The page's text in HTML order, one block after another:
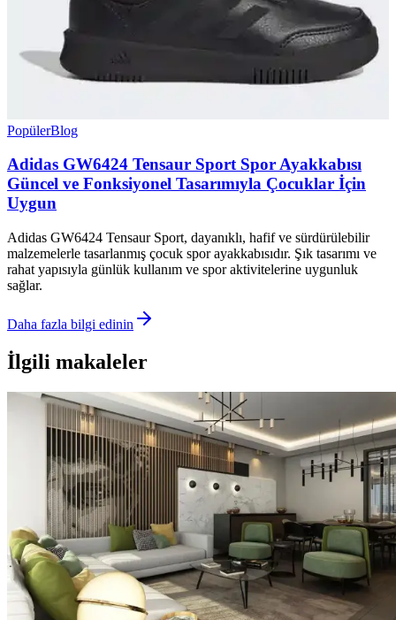
PopülerBlog
Adidas GW6424 Tensaur Sport Spor Ayakkabısı
Güncel ve Fonksiyonel Tasarımıyla Çocuklar İçin
Uygun
Adidas GW6424 Tensaur Sport, dayanıklı, hafif ve sürdürülebilir
malzemelerle tasarlanmış çocuk spor ayakkabısıdır. Şık tasarımı ve
rahat yapısıyla günlük kullanım ve spor aktivitelerine uygunluk
sağlar.
Daha fazla bilgi edinin
İlgili makaleler